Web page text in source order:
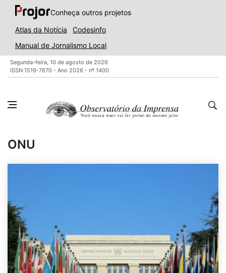
Conheça outros projetos
Atlas da Notícia
Codesinfo
Manual de Jornalismo Local
Segunda-feira, 10 de agosto de 2026
ISSN 1519-7670 - Ano 2026 - nº 1400
ONU